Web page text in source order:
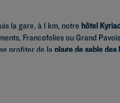
la gare, à 1 km, notre hôtel
Francofolies ou Grand
profiter de la plage de sable des